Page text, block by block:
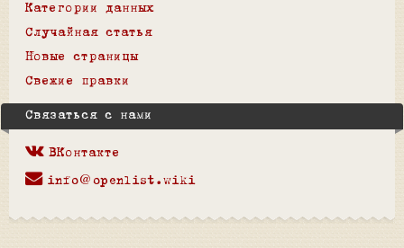
Категории данных
Случайная статья
Новые страницы
Свежие правки
Связаться с нами
ВКонтакте
info@openlist.wiki